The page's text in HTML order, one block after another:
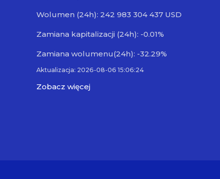
Wolumen (24h): 242 983 304 437 USD
Zamiana kapitalizacji (24h): -0.01%
Zamiana wolumenu(24h): -32.29%
Aktualizacja: 2026-08-06 15:06:24
Zobacz więcej